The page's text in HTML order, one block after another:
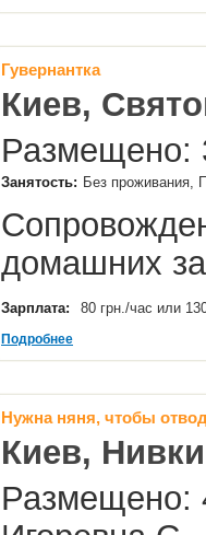
Гувернантка
Киев,
Размещено:
Занятость: Без проживания,
домашних
Зарплата: 80 грн./час или
Подробнее
Нужна няня, чтобы
Киев,
Размещено: